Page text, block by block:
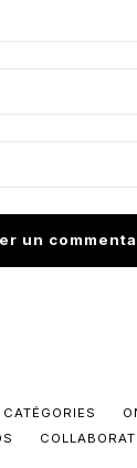
CATÉGORIES